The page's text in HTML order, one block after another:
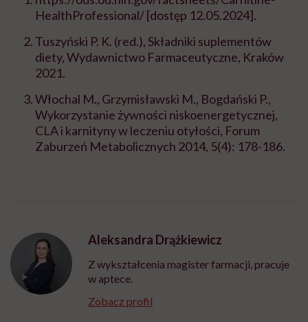
HealthProfessional/[dostęp 12.05.2024].
Tuszyński P. K. (red.), Składniki suplementów
diety, Wydawnictwo Farmaceutyczne, Kraków
2021.
Włochal M., Grzymisławski M., Bogdański P.,
Wykorzystanie żywności niskoenergetycznej,
CLA i karnityny w leczeniu otyłości, Forum
Zaburzeń Metabolicznych 2014, 5(4): 178-186.
Aleksandra Drążkiewicz
Z wykształcenia magister farmacji, pracuje
w aptece.
Zobacz profil